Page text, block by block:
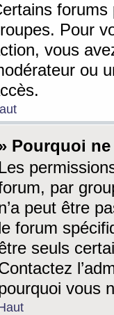
forums
Pour
vous
ou
Pourquoi
Les
par
peut être
forum
seuls
vous